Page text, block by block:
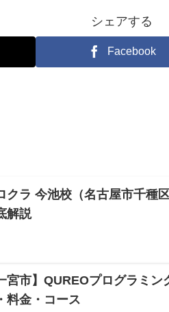
シェアする
Facebook
クラ 今池校（名古屋市千種
解説
宮市】QUREOプログラミ
料金・コース